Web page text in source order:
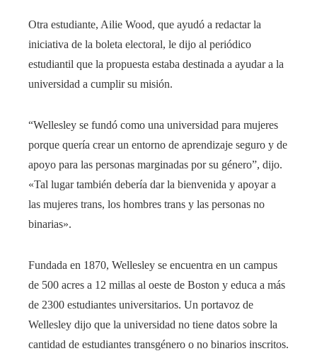
Otra estudiante, Ailie Wood, que ayudó a redactar la
iniciativa de la boleta electoral, le dijo al periódico
estudiantil que la propuesta estaba destinada a ayudar a la
universidad a cumplir su misión.
“Wellesley se fundó como una universidad para mujeres
porque quería crear un entorno de aprendizaje seguro y de
apoyo para las personas marginadas por su género”, dijo.
«Tal lugar también debería dar la bienvenida y apoyar a
las mujeres trans, los hombres trans y las personas no
binarias».
Fundada en 1870, Wellesley se encuentra en un campus
de 500 acres a 12 millas al oeste de Boston y educa a más
de 2300 estudiantes universitarios. Un portavoz de
Wellesley dijo que la universidad no tiene datos sobre la
cantidad de estudiantes transgénero o no binarios inscritos.